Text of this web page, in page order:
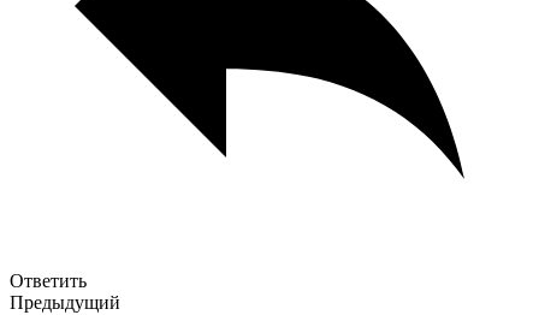
Ответить
Предыдущий